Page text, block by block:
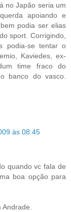
no Japão seria um
apoiando e
podia ser elias
sport. Corrigindo,
podia-se tentar o
Kaviedes, ex-
time fraco do
banco do vasco.
às 08:45
quando vc fala de
boa opção para
Andrade.